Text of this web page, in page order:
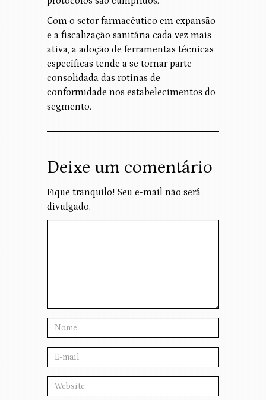
Com o setor farmacêutico em expansão
e a fiscalização sanitária cada vez mais
ativa, a adoção de ferramentas técnicas
específicas tende a se tornar parte
consolidada das rotinas de
conformidade nos estabelecimentos do
segmento.
Deixe um comentário
Fique tranquilo! Seu e-mail não será
divulgado.